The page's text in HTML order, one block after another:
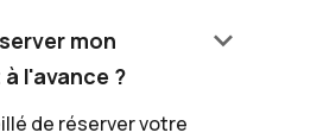
mon
l'avance ?
keyboard_arrow_down
de réserver votre